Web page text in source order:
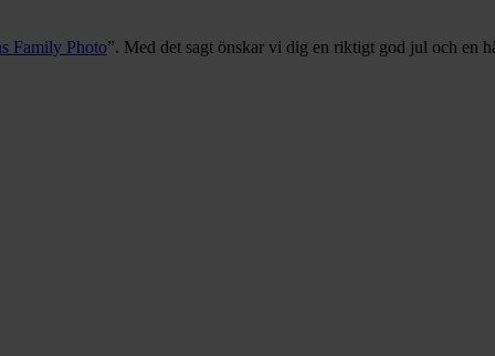
Family Photo”. Med det sagt önskar vi dig en riktigt god jul och en